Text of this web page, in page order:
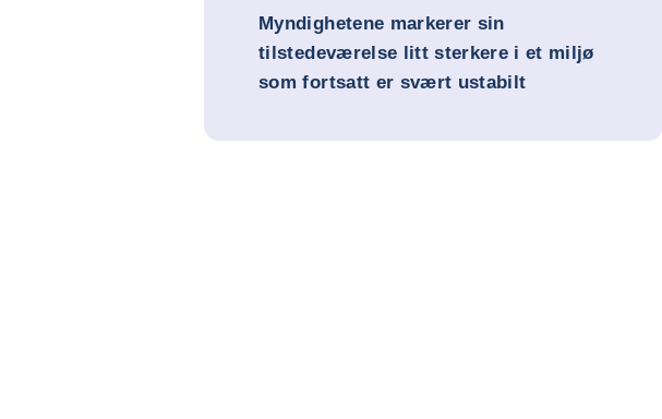
Myndighetene markerer sin
tilstedeværelse litt sterkere i et miljø
som fortsatt er svært ustabilt